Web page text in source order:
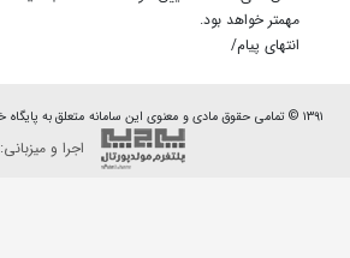
مهمتر خواهد بود.
انتهای پیام/
۱۳۹۱ © تمامی حقوق مادی و معنوی این سامانه متعلق به پایگاه خبری - تحلیلی نصرنیوز می باشد.
اجرا و